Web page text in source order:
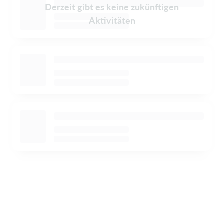
Derzeit gibt es keine zukünftigen
Aktivitäten